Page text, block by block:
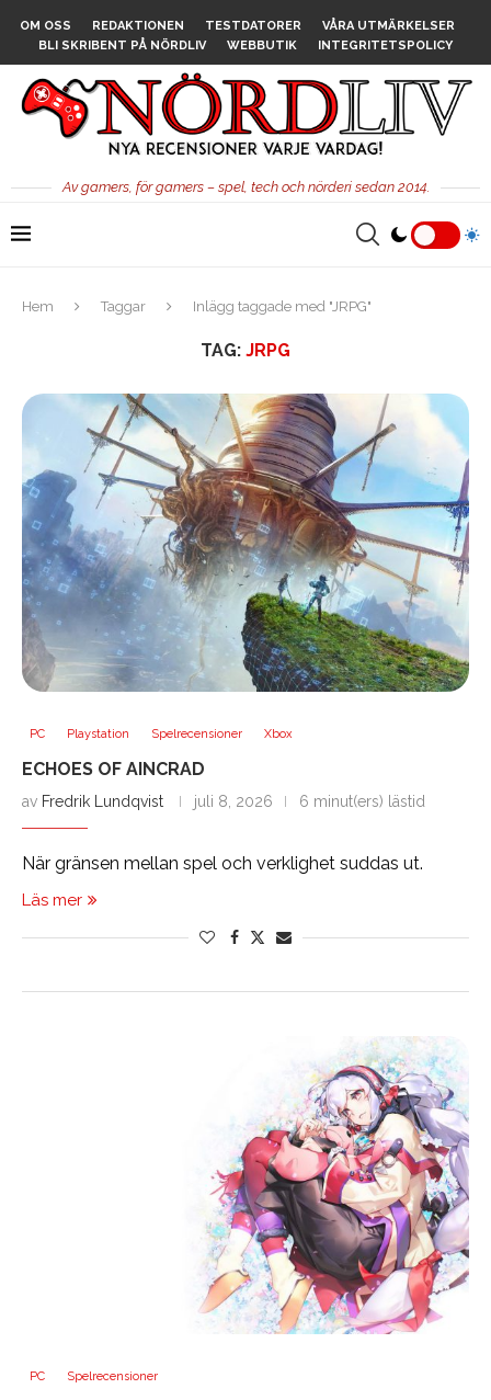
OM OSS REDAKTIONEN TESTDATORER
VÅRA UTMÄRKELSER
BLI SKRIBENT PÅ NÖRDLIV
WEBBUTIK INTEGRITETSPOLICY
Av gamers, för gamers – spel, tech och nörderi sedan 2014.
Hem Taggar Inlägg taggade med "JRPG"
TAG: JRPG
PC Playstation Spelrecensioner Xbox
ECHOES OF AINCRAD
av Fredrik Lundqvist juli 8, 2026 6 minut(ers) lästid
När gränsen mellan spel och verklighet suddas ut.
Läs mer
PC Spelrecensioner